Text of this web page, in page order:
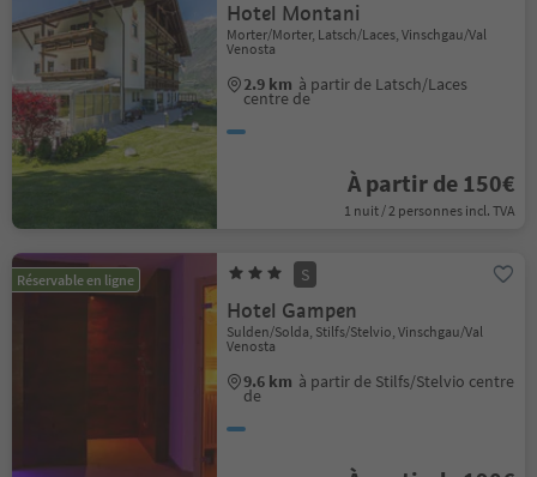
Hotel Montani
Morter/Morter, Latsch/Laces, Vinschgau/Val
Venosta
2.9 km à partir de Latsch/Laces
centre de
À partir de 150€
1 nuit / 2 personnes incl. TVA
Réservable en ligne S
Hotel Gampen
Sulden/Solda, Stilfs/Stelvio, Vinschgau/Val
Venosta
9.6 km à partir de Stilfs/Stelvio centre
de